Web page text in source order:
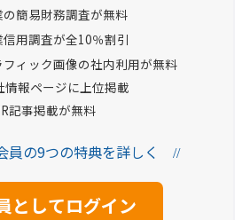
簡易財務調査が無料
用調査が全10％割引
ィック画像の社内利用が無料
情報ページに上位掲載
記事掲載が無料
の9つの特典を詳しく //